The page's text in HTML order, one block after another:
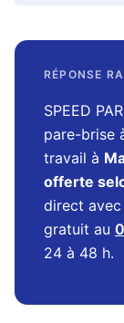
RÉPONSE
SPEED
pare-brise
travail à
offerte
direct avec
gratuit au
24 à 48 h.